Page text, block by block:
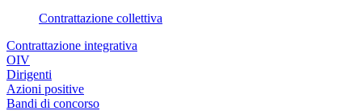
Contrattazione collettiva
Contrattazione integrativa
OIV
Dirigenti
Azioni positive
Bandi di concorso